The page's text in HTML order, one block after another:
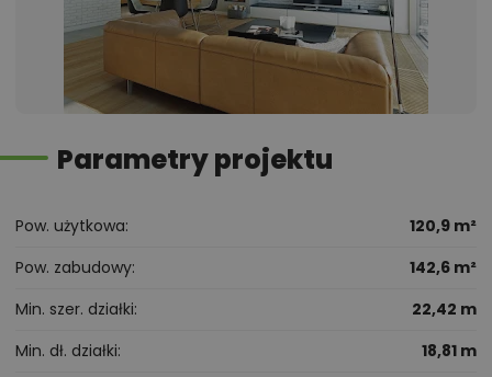
Parametry projektu
Pow. użytkowa
120,9 m²
Pow. zabudowy
142,6 m²
Min. szer. działki
22,42 m
Min. dł. działki
18,81 m